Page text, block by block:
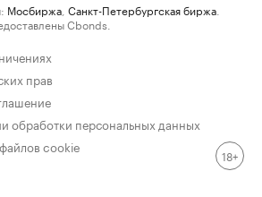
Мосбиржа Санкт-Петербургская биржа
Cbonds.
прав
обработки персональных данных
cookie
18+